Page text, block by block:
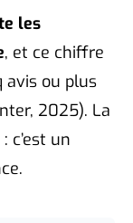
les
, et ce chiffre
avis ou plus
2025). La
c’est un